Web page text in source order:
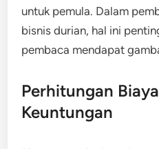
untuk pemula. Dalam
bisnis durian, hal ini
pembaca mendapat
Perhitungan
Keuntungan